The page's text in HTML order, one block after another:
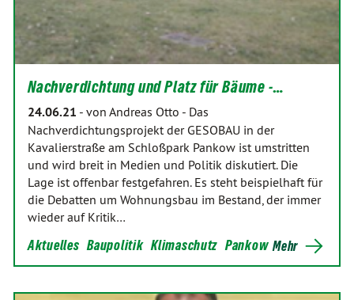
Nachverdichtung und Platz für Bäume -…
24.06.21 - von Andreas Otto - Das
Nachverdichtungsprojekt der GESOBAU in der
Kavalierstraße am Schloßpark Pankow ist umstritten
und wird breit in Medien und Politik diskutiert. Die
Lage ist offenbar festgefahren. Es steht beispielhaft für
die Debatten um Wohnungsbau im Bestand, der immer
wieder auf Kritik…
Aktuelles Baupolitik Klimaschutz Pankow Mehr